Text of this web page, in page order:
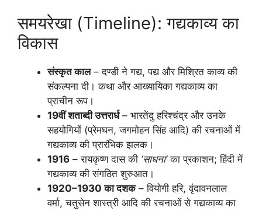
समयरेखा (Timeline): गद्यकाव्य का
विकास
संस्कृत काल– दण्डी ने गद्य, पद्य और मिश्रित काव्य की
संकल्पना दी। कथा और आख्यायिका गद्यकाव्य का
प्राचीन रूप।
19वीं शताब्दी उत्तरार्ध– भारतेंदु हरिश्चंद्र और उनके
सहयोगियों (प्रेमघन, जगमोहन सिंह आदि) की रचनाओं में
गद्यकाव्य की प्रारंभिक झलक।
1916 – रायकृष्ण दास की ‘साधना’का प्रकाशन; हिंदी में
गद्यकाव्य की संगठित शुरुआत।
1920–1930 का दशक– वियोगी हरि, वृंदावनलाल
वर्मा, चतुसेन शास्त्री आदि की रचनाओं से गद्यकाव्य का